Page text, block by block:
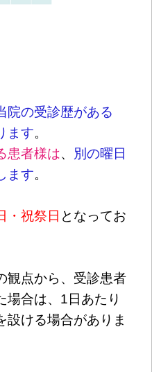
の受診歴がある
ます。
患者様は、 別の曜日
ます。
・祝祭日 となってお
点から、 受診患者
場合は、1日あたり
設ける場合がありま